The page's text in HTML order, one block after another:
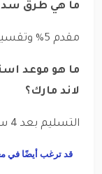
ما هي طرق
مقدم 5% وتقسيط على 7 سنوات
ما هو موعد
لاند مارك؟
التسليم بعد 4 سنوات من تاريخ الدفع
قد ترغب أيضًا في